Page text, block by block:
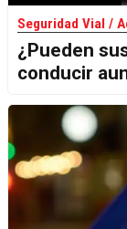
Seguridad Vial /
¿Pueden
conducir